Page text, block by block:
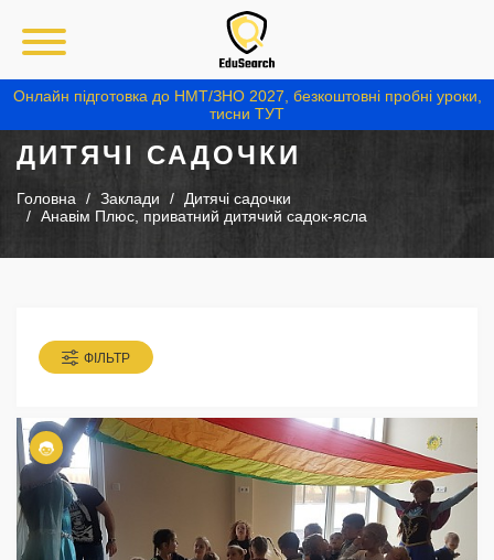
Онлайн підготовка до НМТ/ЗНО 2027, безкоштовні пробні уроки,
тисни ТУТ
ДИТЯЧІ САДОЧКИ
Головна Заклади
Дитячі садочки
Анавім Плюс, приватний дитячий садок-ясла
ФІЛЬТР